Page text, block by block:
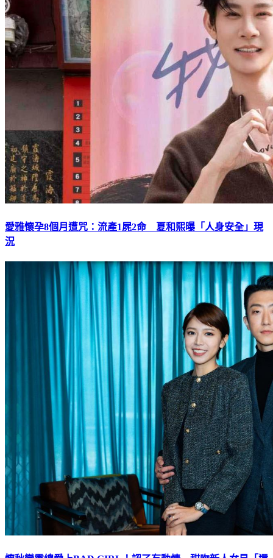
愛雅懷孕8個月遭咒：流產1屍2命 夏和熙曝「人身安全」現
況